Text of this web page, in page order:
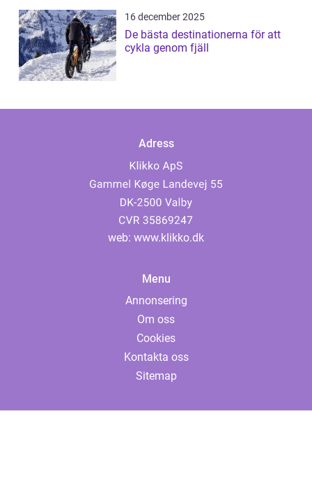
16 december 2025
De bästa destinationerna för att
cykla genom fjäll
Adress
web: www.klikko.dk
Menu
Annonsering
Om oss
Cookies
Kontakta oss
Sitemap